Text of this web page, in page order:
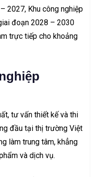
2027, Khu công nghiệp
đoạn 2028 – 2030
trực tiếp cho khoảng
tư vấn thiết kế và thi
đầu tại thị trường Việt
làm trung tâm, khẳng
và dịch vụ.